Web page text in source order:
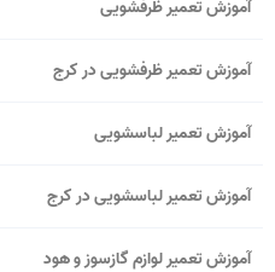
آموزش تعمیر ظرفشویی
آموزش تعمیر ظرفشویی در کرج
آموزش تعمیر لباسشویی
آموزش تعمیر لباسشویی در کرج
آموزش تعمیر لوازم گازسوز و هود